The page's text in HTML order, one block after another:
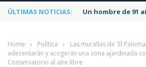
ÚLTIMAS NOTICIAS: Un hombre de 91
Home › Política ›
Las murallas de `El
adecentarán y acogerán una zona ajardinada
Conservatorio al aire libre